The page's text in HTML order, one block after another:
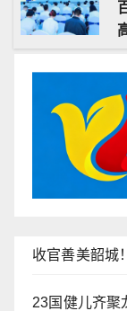
收官善美韶城
23国健儿齐聚